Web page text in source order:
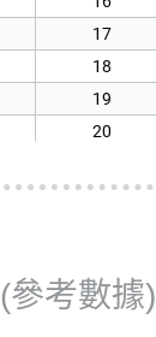
22
16
24
16
24
17
18
19
20
22
25
(參考數據)